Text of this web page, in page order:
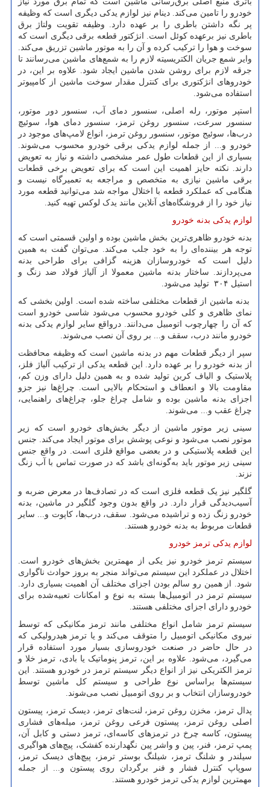
خودرو را تامین می‌کند. دینام نیز لوازم یدکی دیگری است که وظیفه
پر نگه داشتن باطری را بر عهده دارد. وظیفه تقویت ولتاژ برق
باطری نیز برعهده کوئل است. انژکتور قطعه برقی دیگری است که
سوخت و هوا را ترکیب کرده و آن را به موتور ماشین تزریق می‌کند.
وایر شمع جریان الکتریسیته لازم را به شمع‌های ماشین می‌رسانند تا
جرقه لازم برای روشن شدن ماشین ایجاد شود. علاوه بر این، در
خودروهای انژکتوری برای کنترل مقدار سوخت ماشین از کامپیوتر
استفاده می‌شود.
استپر موتور، رله اصلی، سنسور دمای آب، سنسور دور موتور،
سنسور سرعت، سنسور روغن ترمز، سنسور دمای هوا، سوئیچ
درب‌ها، سوئیج موتور، سنسور روغن ترمز، انواع لامپ‌های موجود در
خودرو و... از جمله لوازم یدکی برقی خودرو محسوب می‌شوند.
بسیاری از این قطعات طول عمر مشخصی داشته و نیاز به تعویض
دارند. نکته حایز اهمیت این است که برای تعویض برخی قطعات
برقی ماشین نیازی به متخصص و مراجعه به تعمیرگاه نیست و
هنگامی که عملکرد قطعه با اختلال مواجه شد می‌توانید قطعه مورد
نیاز خود را از فروشگاه‌های آنلاین مانند یدک لوکس تهیه کنید.
لوازم یدکی بدنه خودرو
بدنه خودرو ظاهری‌ترین بخش ماشین بوده و اولین قسمتی است که
توجه هر بیننده‌ای را به خود جلب می‌کند. می‌توان گفت به همین
دلیل است که خودروسازان هزینه‌ گزافی برای طراحی بدنه
می‌پردازند. ساختار بدنه ماشین معمولا از آلیاژ فولاد ضد زنگ و
استیل ۳۰۴ تولید می‌شود.
بدنه ماشین از قطعات مختلفی ساخته شده است. اولین بخشی که
نمای ظاهری و کلی خودرو محسوب می‌شود شاسی خودرو است
که آن را چهارچوب اتومبیل می‌دانند. درواقع سایر لوازم یدکی بدنه
خودرو مانند درب، سقف و... بر روی آن نصب می‌شوند.
سپر از دیگر قطعات مهم در بدنه ماشین است که وظیفه محافظت
از بدنه خودرو را بر عهده دارد. این قطعه یدکی از ترکیب آلیاژ فلز،
پلاستیک و الیاف کربن تولید شده و به همین دلیل دارای وزن کم،
مقاومت بالا و انعطاف و استحکام بالایی است. چراغ‌ها نیز جزو
اجزای بدنه ماشین بوده و شامل چراغ جلو، چراغ‌های راهنمایی،
چراغ‌ عقب و... می‌شوند.
سینی زیر موتور ماشین از دیگر بخش‌های خودرو است که زیر
موتور نصب می‌شود و نوعی پوشش برای موتور ایجاد می‌کند. جنس
این قطعه پلاستیکی و در بعضی مواقع فلزی است. در واقع جنس
سینی زیر موتور باید به‌گونه‌ای باشد که در صورت تماس با آب زنگ
نزند.
گلگیر نیز یک قطعه فلزی است که در تصادف‌ها در معرض ضربه و
آسیب‌دیدگی قرار دارد. در واقع بدون وجود گلگیر در ماشین، بدنه
خودرو زنگ زده و تراشیده می‌شود. سقف، درب‌ها، کاپوت و... سایر
قطعات مربوط به بدنه خودرو هستند.
لوازم یدکی ترمز خودرو
سیستم ترمز خودرو نیز یکی از مهمترین بخش‌های خودرو است.
اختلال در عملکرد این سیستم می‌تواند منجر به بروز حوادث ناگواری
شود. از همین رو سالم بودن اجزای مختلف آن اهمیت بسیاری دارد.
سیستم ترمز در اتومبیل‌ها بسته به نوع و امکانات تعبیه‌شده برای
خودرو دارای اجزای مختلفی هستند.
سیستم ترمز شامل انواع مختلفی مانند ترمز مکانیکی که توسط
نیروی مکانیکی اتومبیل را متوقف می‌کند و یا ترمز هیدرولیکی که
در حال حاضر در صنعت خودروسازی بسیار مورد استفاده قرار
می‌گیرد، می‌شود. علاوه بر این، ترمز پنوماتیک یا بادی، ترمز خلا و
ترمز الکتریکی نیز از انواع دیگر سیستم ترمز در خودرو هستند. این
سیستم‌ها براساس نوع طراحی و سیستم کل ماشین توسط
خودروسازان انتخاب و بر روی اتومبیل نصب می‌شوند.
پدال ترمز، مخزن روغن ترمز، لنت‌های ترمز، دیسک ترمز، پیستون
اصلی روغن ترمز، پیستون فرعی روغن ترمز، میله‌های فشاری
پیستون، کاسه چرخ در ترمزهای کاسه‌ای، ترمز دستی و کابل آن،
پمپ ترمز، فنر، پین و واشر پین نگهدارنده کفشک، پیچ‌های هواگیری
سیلندر و شلنگ ترمز، شیلنگ بوستر ترمز، پیچ‌های دیسک ترمز،
سوپاپ کنترل فشار و فنر برگردان روی پیستون و... از جمله
مهمترین لوازم یدکی ترمز خودرو هستند.